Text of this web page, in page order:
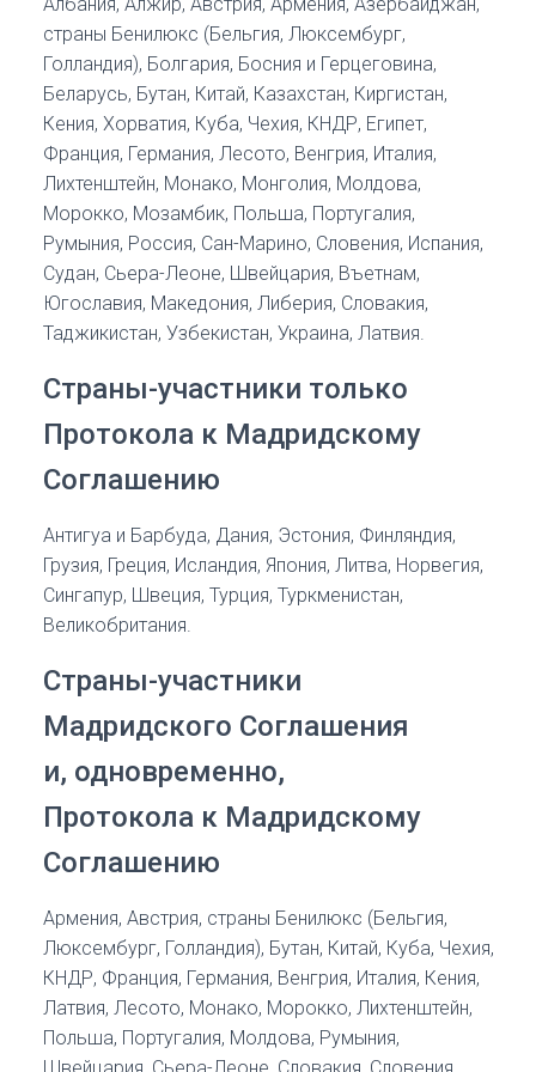
страны Бенилюкс (Бельгия, Люксембург,
Голландия), Болгария, Босния и Герцеговина,
Беларусь, Бутан, Китай, Казахстан, Киргистан,
Кения, Хорватия, Куба, Чехия, КНДР, Египет,
Франция, Германия, Лесото, Венгрия, Италия,
Лихтенштейн, Монако, Монголия, Молдова,
Морокко, Мозамбик, Польша, Португалия,
Румыния, Россия, Сан-Марино, Словения, Испания,
Судан, Сьера-Леоне, Швейцария, Въетнам,
Югославия, Македония, Либерия, Словакия,
Таджикистан, Узбекистан, Украина, Латвия.
Страны-участники только
Протокола к Мадридскому
Соглашению
Антигуа и Барбуда, Дания, Эстония, Финляндия,
Грузия, Греция, Исландия, Япония, Литва, Норвегия,
Сингапур, Швеция, Турция, Туркменистан,
Великобритания.
Страны-участники
Мадридского Соглашения
и, одновременно,
Протокола к Мадридскому
Соглашению
Армения, Австрия, страны Бенилюкс (Бельгия,
Люксембург, Голландия), Бутан, Китай, Куба, Чехия,
КНДР, Франция, Германия, Венгрия, Италия, Кения,
Латвия, Лесото, Монако, Морокко, Лихтенштейн,
Польша, Португалия, Молдова, Румыния,